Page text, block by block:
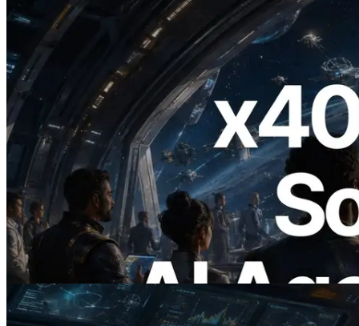
2026.07.04
ERPC lanza Solana RPC compatible con
x402 — La era en la que los agentes de IA
pagan bajo demanda por las API que
necesitan
Leer este artículo